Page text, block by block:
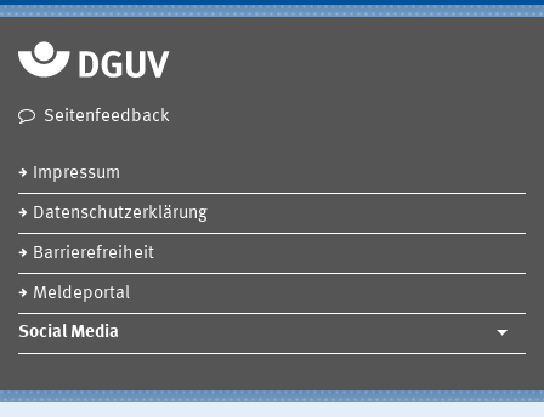
Seitenfeedback
Impressum
Datenschutzerklärung
Barrierefreiheit
Meldeportal
Social Media